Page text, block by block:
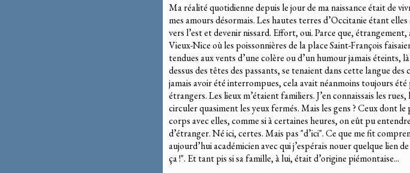
Ma réalité quotidienne depuis le jour de ma naissance était de
mes amours désormais. Les hautes terres d’Occitanie étant
vers l’est et devenir nissard. Effort, oui. Parce que,
Vieux-Nice où les poissonnières de la place Saint-François
tendues aux vents d’une colère ou d’un humour jamais éteints,
dessus des têtes des passants, se tenaient dans cette langue
jamais avoir été interrompues, cela avait néanmoins toujours
étrangers. Les lieux m’étaient familiers. J’en connaissais les
circuler quasiment les yeux fermés. Mais les gens ? Ceux dont
corps avec elles, comme si à certaines heures, on eût pu
d’étranger. Né ici, certes. Mais pas "d’ici". Ce que me fit
aujourd’hui académicien avec qui j’espérais nouer quelque lien
ça !". Et tant pis si sa famille, à lui, était d’origine piémontaise...